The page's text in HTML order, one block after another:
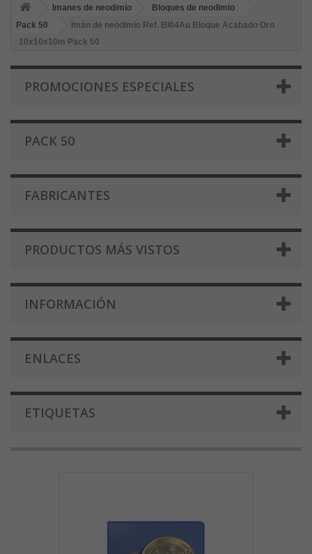
Imanes de neodimio
Bloques de neodimio
Pack 50
Imán de neodimio Ref. Bl04Au Bloque Acabado Oro
10x10x10m Pack 50
PROMOCIONES ESPECIALES
PACK 50
FABRICANTES
PRODUCTOS MÁS VISTOS
INFORMACIÓN
ENLACES
ETIQUETAS